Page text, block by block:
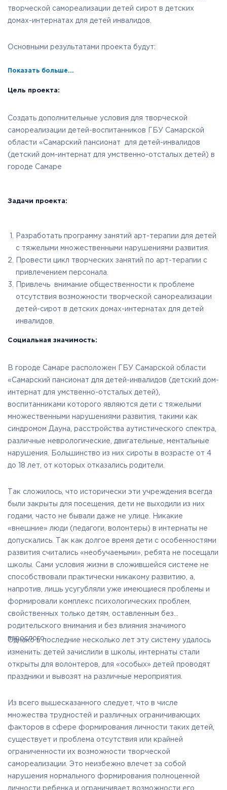
творческой самореализации детей сирот в детских
домах-интернатах для детей инвалидов.
Основными результатами проекта будут:
Показать больше...
Цель проекта:
Создать дополнительные условия для творческой
самореализации детей-воспитанников ГБУ Самарской
области «Самарский пансионат для детей-инвалидов
(детский дом-интернат для умственно-отсталых детей) в
городе Самаре
Задачи проекта:
Разработать программу занятий арт-терапии для детей
с тяжелыми множественными нарушениями развития.
Провести цикл творческих занятий по арт-терапии с
привлечением персонала.
Привлечь внимание общественности к проблеме
отсутствия возможности творческой самореализации
детей-сирот в детских домах-интернатах для детей
инвалидов.
Социальная значимость:
В городе Самаре расположен ГБУ Самарской области
«Самарский пансионат для детей-инвалидов (детский дом-
интернат для умственно-отсталых детей),
воспитанниками которого являются дети с тяжелыми
множественными нарушениями развития, такими как
синдромом Дауна, расстройства аутистического спектра,
различные неврологические, двигательные, ментальные
нарушения. Большинство из них сироты в возрасте от 4
до 18 лет, от которых отказались родители.
Так сложилось, что исторически эти учреждения всегда
были закрыты для посещения, дети не выходили из них
годами, часто не бывали даже не улице. Никакие
«внешние» люди (педагоги, волонтеры) в интернаты не
допускались. Так как долгое время дети с особенностями
развития считались «необучаемыми», ребята не посещали
школы. Сами условия жизни в сложившейся системе не
способствовали практически никакому развитию, а,
напротив, лишь усугубляли уже имеющиеся проблемы и
формировали комплекс психологических проблем,
свойственных только детям, оставленным без
родительского внимания и без влияния значимого
взрослого.
Однако в последние несколько лет эту систему удалось
изменить: детей зачислили в школы, интернаты стали
открыты для волонтеров, для «особых» детей проводят
праздники и вывозят на различные мероприятия.
Из всего вышесказанного следует, что в числе
множества трудностей и различных ограничивающих
факторов в сфере формирования личности таких детей,
существует и проблема отсутствия или крайней
ограниченности их возможности творческой
самореализации. Это неизбежно влечет за собой
нарушения нормального формирования полноценной
личности ребенка и ограничивает возможности его